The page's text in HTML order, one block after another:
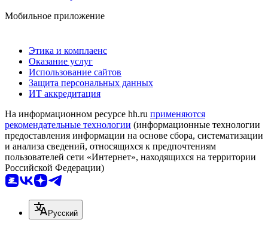
Мобильное приложение
Этика и комплаенс
Оказание услуг
Использование сайтов
Защита персональных данных
ИТ аккредитация
На информационном ресурсе hh.ru применяются
рекомендательные технологии (информационные технологии
предоставления информации на основе сбора, систематизации
и анализа сведений, относящихся к предпочтениям
пользователей сети «Интернет», находящихся на территории
Российской Федерации)
Русский